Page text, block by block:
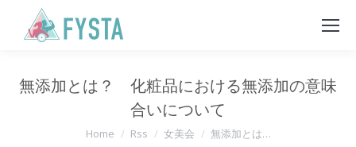
無添加とは？ 化粧品における無添加の意味
合いについて
You are here:
Home Rss 女美会 無添加とは…